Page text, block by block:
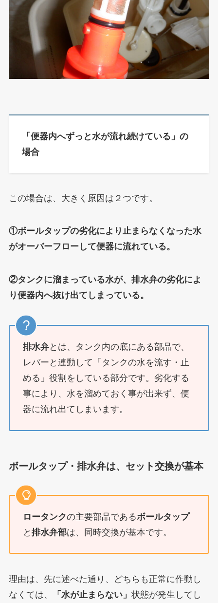
「 便器内へずっと水が流れ続けている」の
場合
この場合は、大きく原因は２つです。
①ボールタップの劣化により止まらなくなった水
がオーバーフローして便器に流れている。
②タンクに溜まっている水が、排水弁の劣化によ
り便器内へ抜け出てしまっている。
排水弁とは、タンク内の底にある部品で、
レバーと連動して「タンクの水を流す・止
める」役割をしている部分です。劣化する
事により、水を溜めておく事が出来ず、便
器に流れ出てしまいます。
ボールタップ・排水弁は、セット交換が基本
ロータンクの主要部品であるボールタップ
と 排水弁部は、同時交換が基本です。
理由は、先に述べた通り、どちらも正常に作動し
なくては、
「水が止まらない」 状態が発生してし